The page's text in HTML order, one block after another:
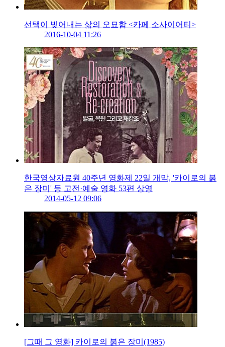
선택이 빚어내는 삶의 오묘함 <카페 소사이어티>
2016-10-04 11:26
한국영상자료원 40주년 영화제 22일 개막, '카이로의 붉
은 장미' 등 고전·예술 영화 53편 상영
2014-05-12 09:06
[그때 그 영화] 카이로의 붉은 장미(1985)